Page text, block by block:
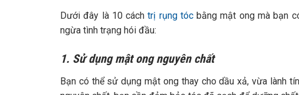
Dưới đây là 10 cáchtrị rụng tócbằng mật ong mà bạn
ngừa tình trạng hói đầu:
1. Sử dụng mật ong nguyên chất
Bạn có thể sử dụng mật ong thay cho dầu xả, vừa lành